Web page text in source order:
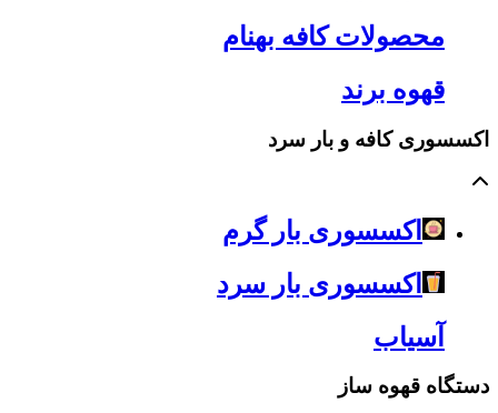
محصولات کافه بهنام
قهوه برند
اکسسوری کافه و بار سرد
اکسسوری بار گرم
اکسسوری بار سرد
آسیاب
دستگاه قهوه ساز